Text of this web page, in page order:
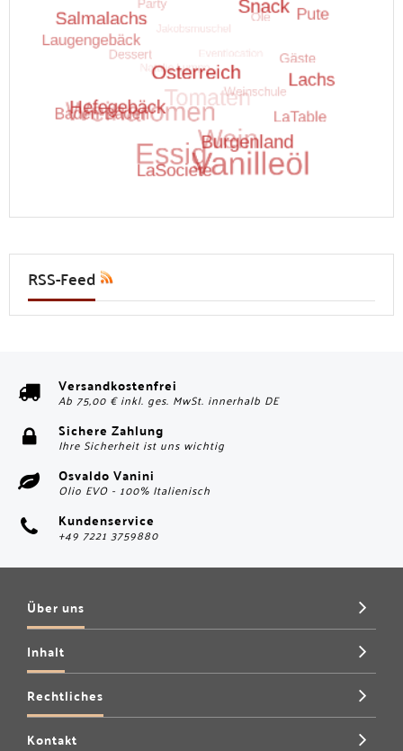
RSS-Feed
Versandkostenfrei
Ab 75,00 € inkl. ges. MwSt. innerhalb DE
Sichere Zahlung
Ihre Sicherheit ist uns wichtig
Osvaldo Vanini
Olio EVO - 100% Italienisch
Kundenservice
+49 7221 3759880
Über uns
Inhalt
Rechtliches
Kontakt